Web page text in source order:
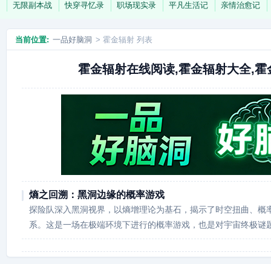
无限副本战 快穿寻忆录 职场现实录 平凡生活记 亲情治愈记
当前位置: 一品好脑洞 > 霍金辐射 列表
霍金辐射在线阅读,霍金辐射大全,霍
熵之回溯：黑洞边缘的概率游戏
探险队深入黑洞视界，以熵增理论为基石，揭示了时空扭曲、概
系。这是一场在极端环境下进行的概率游戏，也是对宇宙终极谜